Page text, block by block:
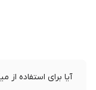
آیا برای استفاده